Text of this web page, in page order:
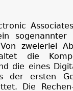
sogenannter
zweierlei
die
die eines
der ersten
Die